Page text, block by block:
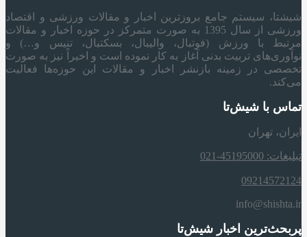
شیشتا، سیستم جامع بروزترین اخبار و مقالات ورزشی و اقتصاد
ورزشی از سال 1395 به صورت متمرکز در حوزه اخبار و مقالات
مرتبط با ورزش (فوتبال، والیبال، بسکتبال، تنیس و…) و
نوآوری‌های تربیت بدنی آغاز به کار نموده است و اخیراً نیز به صورت
تخصصی در زمینه بازنشر اخبار و مقالات این حوزه‌ها فعالیت
می‌کند.
تماس با شیش‌تا
ایران، تهران
تبلیغات: 45195000-021
09214572124
info@shishta.ir
پربحث‌ترین اخبار شیش‌تا